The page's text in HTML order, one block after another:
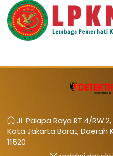
Jl. Palapa Raya RT.4/
Kota Jakarta Barat, Daerah
11520